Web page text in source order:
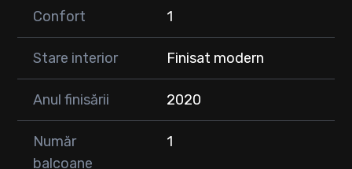
Confort 1
Stare interior Finisat modern
Anul finisării 2020
Număr
balcoane
1